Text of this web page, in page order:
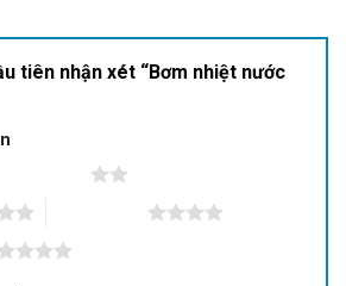
tiên nhận xét “Bơm nhiệt nước